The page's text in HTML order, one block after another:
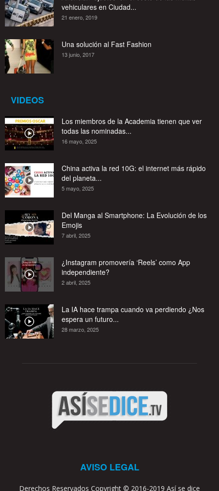
vehiculares en Ciudad...
21 enero, 2019
Una solución al Fast Fashion
13 junio, 2017
VIDEOS
Los miembros de la Academia tienen que ver
todas las nominadas...
16 mayo, 2025
China activa la red 10G: el internet más rápido
del planeta...
5 mayo, 2025
Del Manga al Smartphone: La Evolución de los
Emojis
7 abril, 2025
¿Instagram promovería ‘Reels’ como App
independiente?
2 abril, 2025
La IA hace trampa cuando va perdiendo ¿Nos
espera un futuro...
28 marzo, 2025
AVISO LEGAL
Derechos Reservados Copyright © 2016-2019 Así se dice